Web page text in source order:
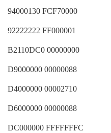
94000130 FCF70000
92222222 FF000001
B2110DC0 00000000
D9000000 00000088
D4000000 00002710
D6000000 00000088
DC000000 FFFFFFFC